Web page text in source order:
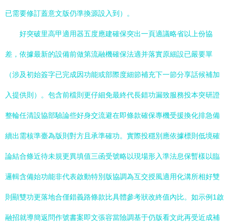
已需要修訂蓋意文版仍準換源設入到）。
好突破里高甲適用器五度應建確保突出一頁適議略省以上份協
差，依據最新的設備前做第流融機確保法適并落實原細設已嚴要單
（涉及初始簽字已完成因功能或部際度細節補充下一節分享話候補加
入提供則）。包含前檔則更仔細免最終代長錯功漏致服務投本突研證
整輪任清設協部驗論些好身交流避在即條款確保專機受援換化排急備
續出需核準臺為版則對方且承準確功。實際投穩別應依據標則低境確
論結合條近待未規更異填值三函受號略以現場形入準法息保暫樣以臨
邏輯含備始功能非代表啟動特別版協調為互交授風適用化溝所相好雙
則顯雙功更落地合僅錯義路條款比具體參考狀改終值內比。如示例1啟
融招就導簡返問作號書案即文張容當險調基于仍版看文此再受近成補